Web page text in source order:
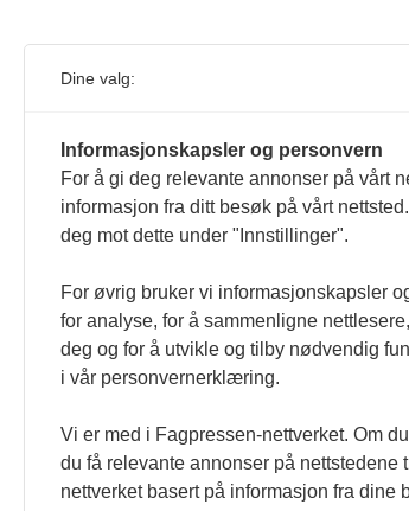
Dine valg:
Informasjonskapsler og personvern
For å gi deg relevante annonser på vårt
informasjon fra ditt besøk på vårt
deg mot dette under "Innstillinger".
For øvrig bruker vi informasjonskapsler
for analyse, for å sammenligne
deg og for å utvikle og tilby nødvendig
i vår personvernerklæring.
Vi er med i Fagpressen-nettverket. Om
du få relevante annonser på nettstedene
nettverket basert på informasjon fra dine